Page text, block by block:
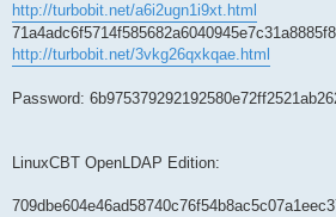
http://turbobit.net/a6i2ugn1i9xt.html
http://turbobit.net/3vkg26qxkqae.html
Password:
LinuxCBT OpenLDAP Edition: